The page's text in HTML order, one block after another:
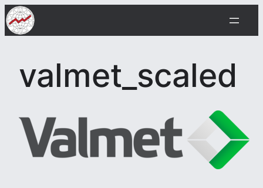
Siirry
sisältöön
valmet_scaled